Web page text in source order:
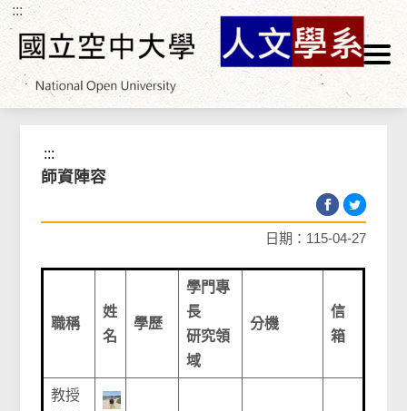
跳到主要內容區塊
:::
首頁>師資介紹 >師資陣容介紹 師資陣容
:::
師資陣容
日期：115-04-27
職稱
姓
名
學歷
學門專
長
研究領
域
分機
信
箱
教授